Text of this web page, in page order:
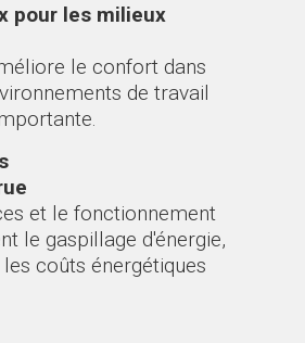
pour les milieux
le confort dans
de travail
et le fonctionnement
le gaspillage d'énergie,
coûts énergétiques